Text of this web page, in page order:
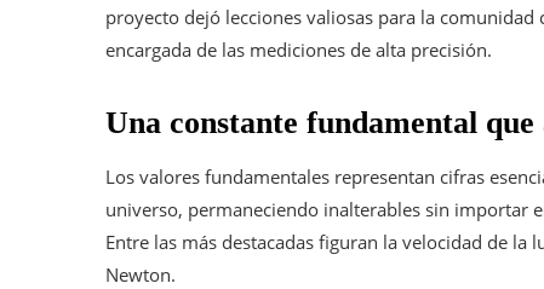
proyecto dejó lecciones valiosas para la
encargada de las mediciones de alta precisión.
Una constante fundamental
Los valores fundamentales representan cifras
universo, permaneciendo inalterables sin importar
Entre las más destacadas figuran la velocidad de la
Newton.